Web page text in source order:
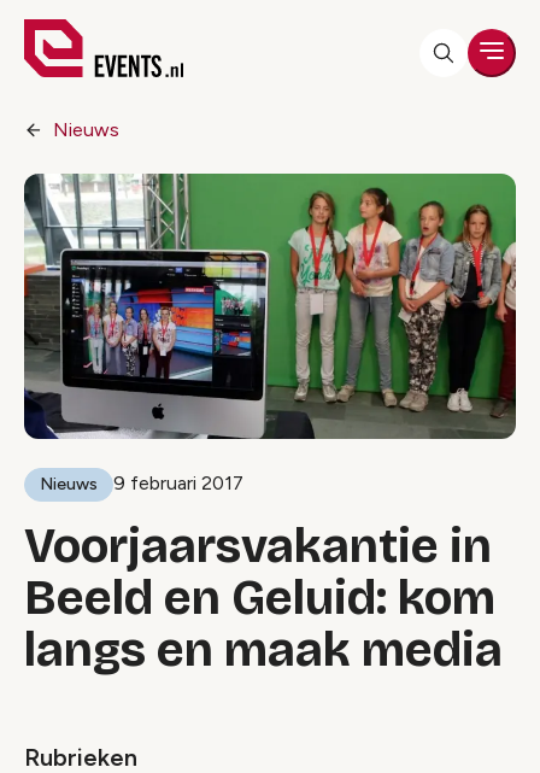
Nieuws
Nieuws 9 februari 2017
Voorjaarsvakantie in
Beeld en Geluid: kom
langs en maak media
Rubrieken